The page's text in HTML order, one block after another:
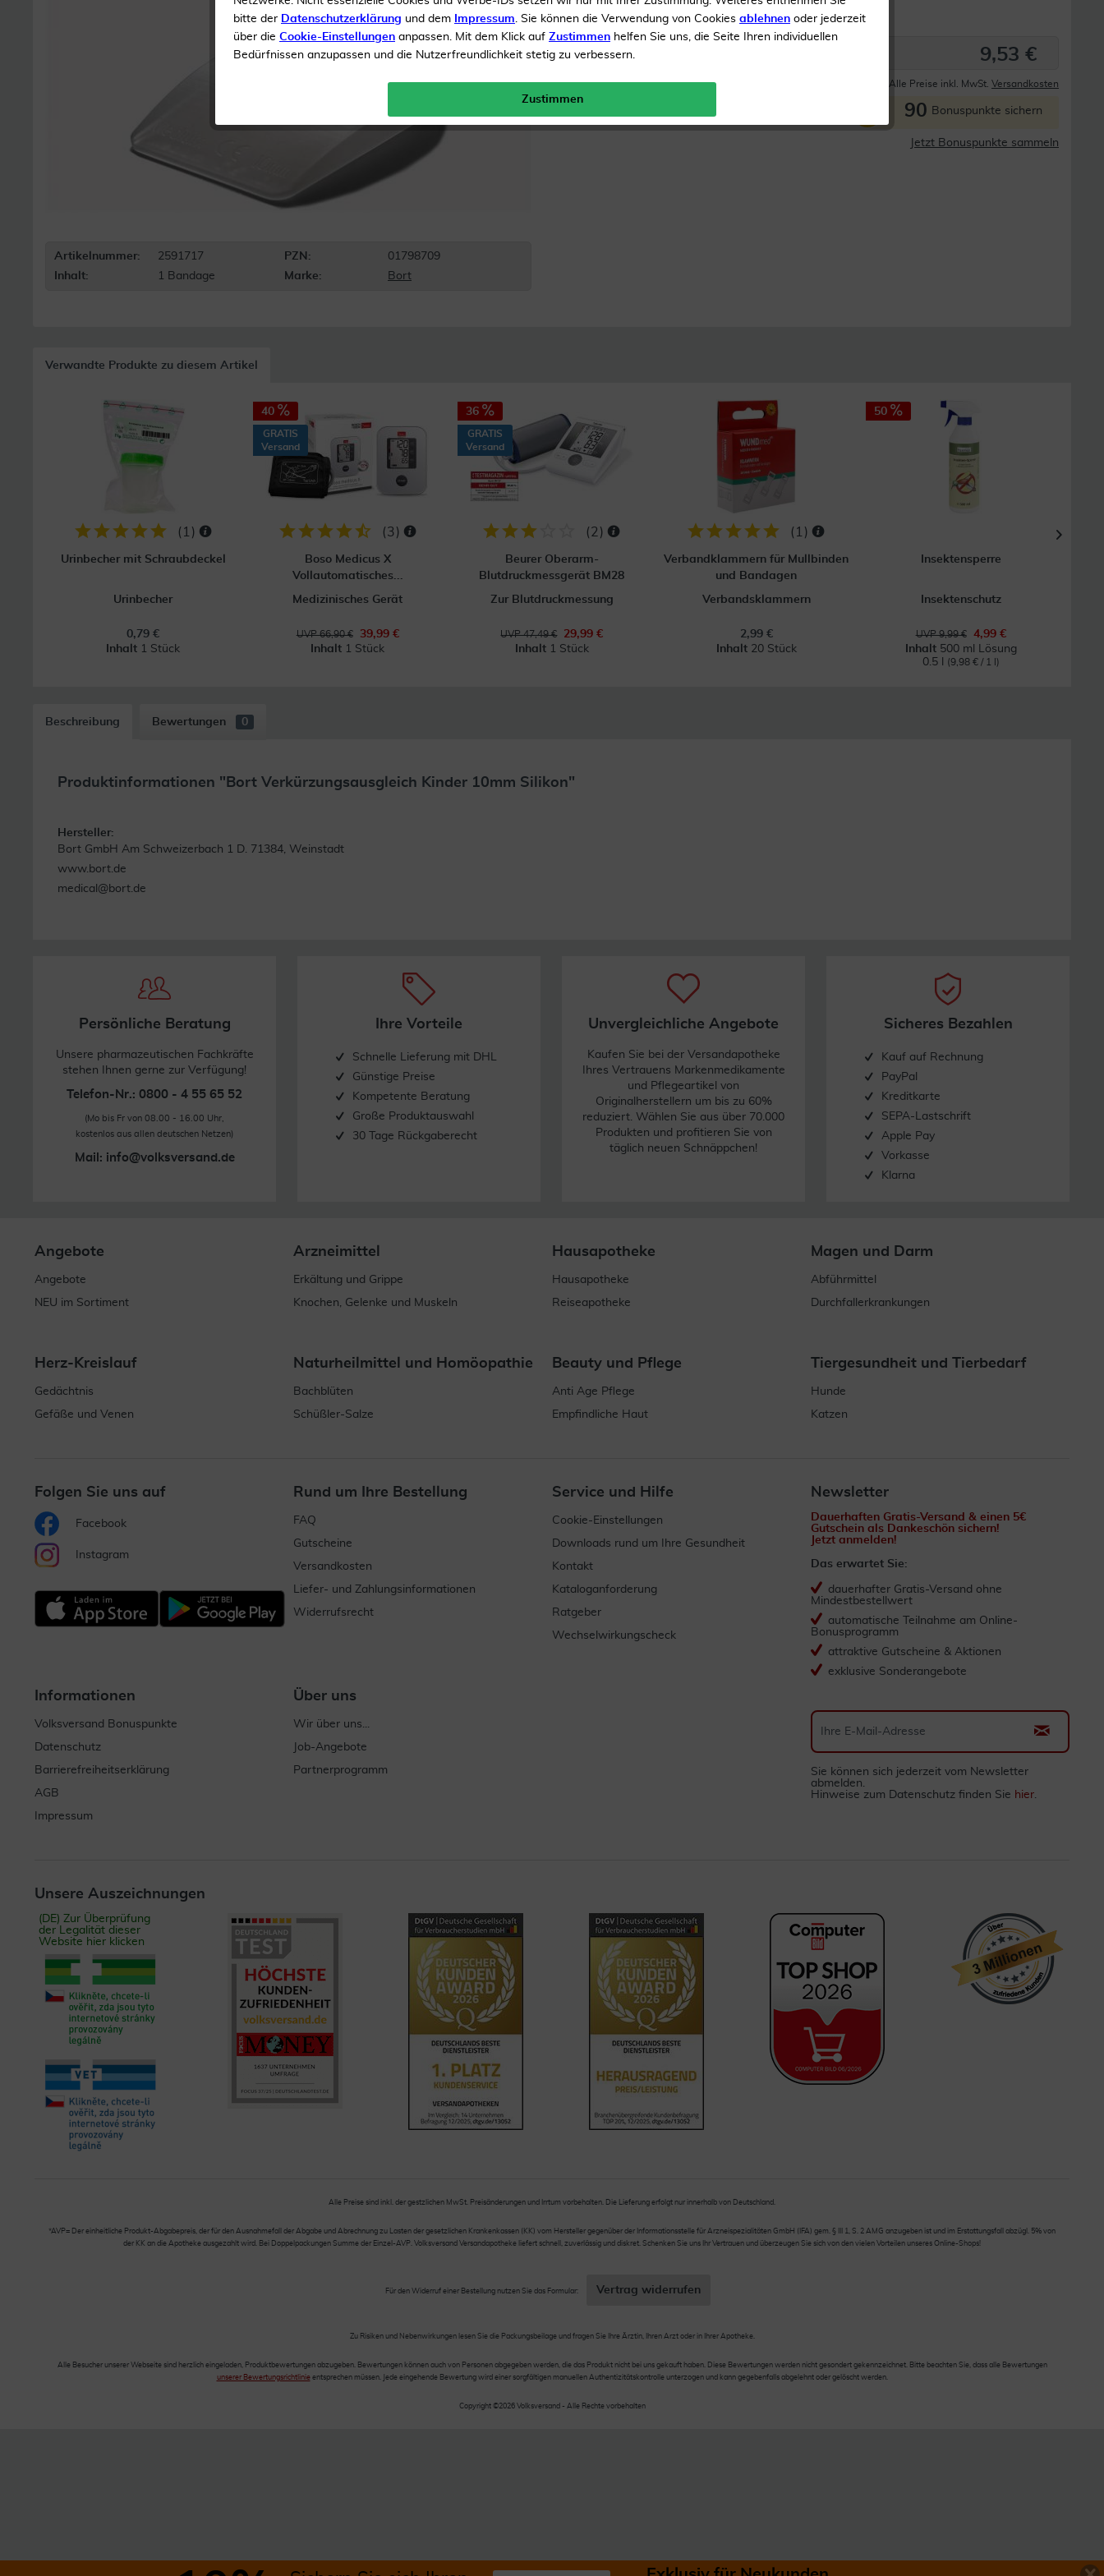
Beinlängenausgleich
Artikelnummer: 2591717 PZN:
01798709
Inhalt:
1 Bandage Marke: Bort
Inhalt1 Bandage 9,53 €
Gratis Versand ab 19 € Alle Preise inkl. MwSt. Versandkosten
90 Bonuspunkte sichern
Jetzt Bonuspunkte sammeln
Verwandte Produkte zu diesem Artikel
( 1 )
Urinbecher mit Schraubdeckel
Urinbecher
0,79 €
Inhalt 1 Stück
40
GRATIS
Versand
(3)
Boso Medicus X
Vollautomatisches...
Medizinisches Gerät
UVP 66,90 €
39,99 €
Inhalt 1 Stück
36
GRATIS
Versand
(2 )
Beurer Oberarm-
Blutdruckmessgerät BM28
Zur Blutdruckmessung
UVP 47,49 €
29,99 €
Inhalt 1 Stück
( 1 )
Verbandklammern für Mullbinden
und Bandagen
Verbandsklammern
2,99 €
Inhalt 20 Stück
50
Insektensperre
Insektenschutz
UVP 9,99 €
4,99 €
Inhalt 500 ml Lösung
0.5 l
(9,98 € / 1 l)
Beschreibung Bewertungen 0
Produktinformationen "Bort Verkürzungsausgleich Kinder 10mm Silikon"
Weiterlesen
Hersteller:
Bort GmbH Am Schweizerbach 1 D. 71384, Weinstadt
www.bort.de
medical@bort.de
Persönliche Beratung
Unsere pharmazeutischen Fachkräfte
stehen Ihnen gerne zur Verfügung!
Telefon-Nr.: 0800 - 4 55 65 52
(Mo bis Fr von 08.00 - 16.00 Uhr,
kostenlos aus allen deutschen Netzen)
Mail: info@volksversand.de
Ihre Vorteile
Schnelle Lieferung mit DHL
Günstige Preise
Kompetente Beratung
Große Produktauswahl
30 Tage Rückgaberecht
Unvergleichliche Angebote
Kaufen Sie bei der Versandapotheke
Ihres Vertrauens Markenmedikamente
und Pflegeartikel von
Originalherstellern um bis zu 60%
reduziert. Wählen Sie aus über 70.000
Produkten und profitieren Sie von
täglich neuen Schnäppchen!
Sicheres Bezahlen
Kauf auf Rechnung
PayPal
Kreditkarte
SEPA-Lastschrift
Apple Pay
Vorkasse
Klarna
Angebote
Angebote
NEU im Sortiment
Arzneimittel
Erkältung und Grippe
Knochen, Gelenke und Muskeln
Hausapotheke
Hausapotheke
Reiseapotheke
Magen und Darm
Abführmittel
Durchfallerkrankungen
Herz-Kreislauf
Gedächtnis
Gefäße und Venen
Naturheilmittel und Homöopathie
Bachblüten
Schüßler-Salze
Beauty und Pflege
Anti Age Pflege
Empfindliche Haut
Tiergesundheit und Tierbedarf
Hunde
Katzen
Folgen Sie uns auf
Facebook
Instagram
Rund um Ihre Bestellung
FAQ
Gutscheine
Versandkosten
Liefer- und Zahlungsinformationen
Widerrufsrecht
Service und Hilfe
Cookie-Einstellungen
Downloads rund um Ihre Gesundheit
Kontakt
Kataloganforderung
Ratgeber
Wechselwirkungscheck
Informationen
Volksversand Bonuspunkte
Datenschutz
Barrierefreiheitserklärung
AGB
Impressum
Über uns
Wir über uns...
Job-Angebote
Partnerprogramm
Newsletter
Dauerhaften Gratis-Versand & einen 5€
Gutschein als Dankeschön sichern!
Jetzt anmelden!
Das erwartet Sie:
dauerhafter Gratis-Versand ohne
Mindestbestellwert
automatische Teilnahme am Online-
Bonusprogramm
attraktive Gutscheine & Aktionen
exklusive Sonderangebote
Sie können sich jederzeit vom Newsletter
abmelden.
Hinweise zum Datenschutz finden Sie hier.
Unsere Auszeichnungen
(DE) Zur Überprüfung
der Legalität dieser
Website hier klicken
Alle Preise sind inkl. der gestzlichen MwSt. Preisänderungen und Irrtum vorbehalten. Die Lieferung erfolgt nur innerhalb von Deutschland.
*AVP= Der einheitliche Produkt-Abgabepreis, der für den Ausnahmefall der Abgabe und Abrechnung zu Lasten der gesetzlichen Krankenkassen (KK) vom Hersteller gegenüber der Informationsstelle für Arzneispezialitäten GmbH (IFA) gem. § III 1, S. 2 AMG anzugeben ist und im Erstattungsfall abzügl. 5% von
der KK an die Apotheke ausgezahlt wird. Bei Doppelpackungen Summe der Einzel-AVP. Volksversand Versandapotheke liefert schnell, zuverlässig und diskret. Schenken Sie uns Ihr Vertrauen und überzeugen Sie sich von den vielen Vorteilen unseres Online-Shops!
Für den Widerruf einer Bestellung nutzen Sie das Formular: Vertrag widerrufen
Zu Risiken und Nebenwirkungen lesen Sie die Packungsbeilage und fragen Sie Ihre Ärztin, Ihren Arzt oder in Ihrer Apotheke.
Alle Besucher unserer Webseite sind herzlich eingeladen, Produktbewertungen abzugeben. Bewertungen können auch von Personen abgegeben werden, die das Produkt nicht bei uns gekauft haben. Diese Bewertungen werden nicht gesondert gekennzeichnet. Bitte beachten Sie, dass alle Bewertungen
unserer Bewertungsrichtlinieentsprechen müssen. Jede eingehende Bewertung wird einer sorgfältigen manuellen Authentizitätskontrolle unterzogen und kann gegebenfalls abgelehnt oder gelöscht werden.
Copyright ©2026 Volksversand - Alle Rechte vorbehalten
bitte der Datenschutzerklärung und dem Impressum. Sie können die Verwendung von Cookies ablehnen oder jederzeit
über die Cookie-Einstellungen anpassen. Mit dem Klick auf Zustimmen helfen Sie uns, die Seite Ihren individuellen
Bedürfnissen anzupassen und die Nutzerfreundlichkeit stetig zu verbessern.
Zustimmen